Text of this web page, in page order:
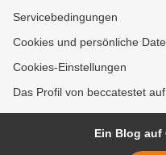
Servicebedingungen
Cookies und persönliche
Cookies-Einstellungen
Das Profil von beccatestet
Ein Blog auf